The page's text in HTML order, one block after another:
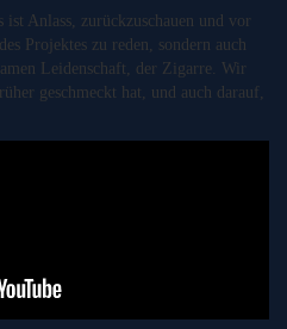
ist Anlass, zurückzuschauen und vor
Projektes zu reden, sondern auch
Leidenschaft, der Zigarre. Wir
geschmeckt hat, und auch darauf,